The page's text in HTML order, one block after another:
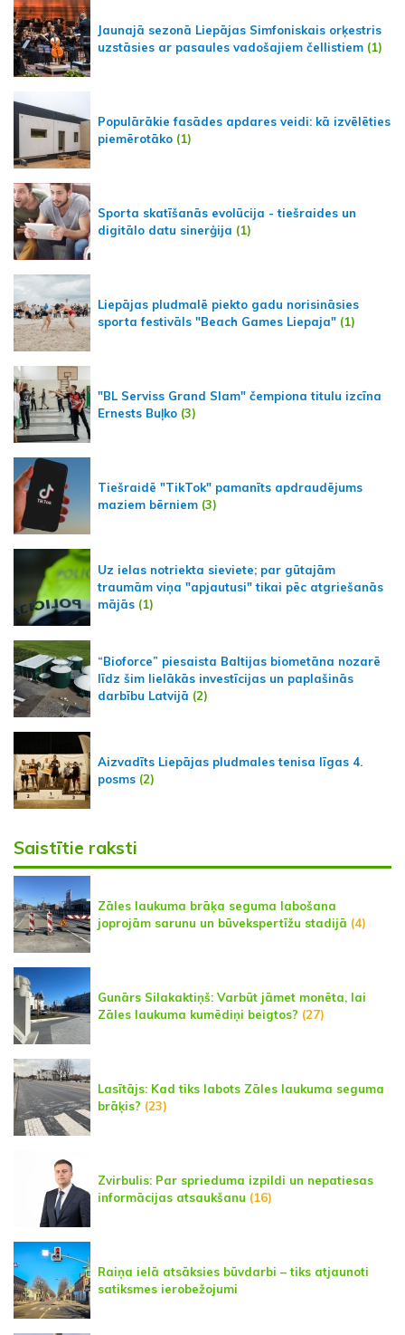
Jaunajā sezonā Liepājas Simfoniskais orķestris
uzstāsies ar pasaules vadošajiem čellistiem (1)
Populārākie fasādes apdares veidi: kā izvēlēties
piemērotāko (1)
Sporta skatīšanās evolūcija - tiešraides un
digitālo datu sinerģija (1)
Liepājas pludmalē piekto gadu norisināsies
sporta festivāls "Beach Games Liepaja" (1)
"BL Serviss Grand Slam" čempiona titulu izcīna
Ernests Buļko (3)
Tiešraidē "TikTok" pamanīts apdraudējums
maziem bērniem (3)
Uz ielas notriekta sieviete; par gūtajām
traumām viņa "apjautusi" tikai pēc atgriešanās
mājās (1)
“Bioforce” piesaista Baltijas biometāna nozarē
līdz šim lielākās investīcijas un paplašinās
darbību Latvijā (2)
Aizvadīts Liepājas pludmales tenisa līgas 4.
posms (2)
Saistītie raksti
Zāles laukuma brāķa seguma labošana
joprojām sarunu un būvekspertīžu stadijā (4)
Gunārs Silakaktiņš: Varbūt jāmet monēta, lai
Zāles laukuma kumēdiņi beigtos? (27)
Lasītājs: Kad tiks labots Zāles laukuma seguma
brāķis? (23)
Zvirbulis: Par sprieduma izpildi un nepatiesas
informācijas atsaukšanu (16)
Raiņa ielā atsāksies būvdarbi – tiks atjaunoti
satiksmes ierobežojumi